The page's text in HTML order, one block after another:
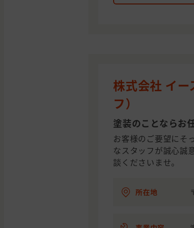
株式会社 イ
フ）
塗装のことならお
お客様のご要望にそ
なスタッフが誠心誠
談くださいませ。
所在地